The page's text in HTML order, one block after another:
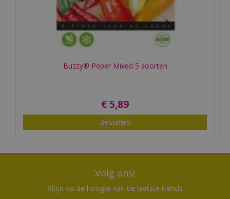
Buzzy® Peper Mixed 5 soorten
€ 5,89
Bestellen
Volg ons!
Altijd op de hoogte van de laatste trends